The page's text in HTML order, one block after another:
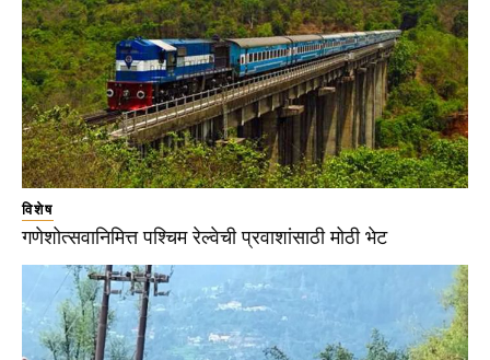
विशेष
गणेशोत्सवानिमित्त पश्चिम रेल्वेची प्रवाशांसाठी मोठी भेट